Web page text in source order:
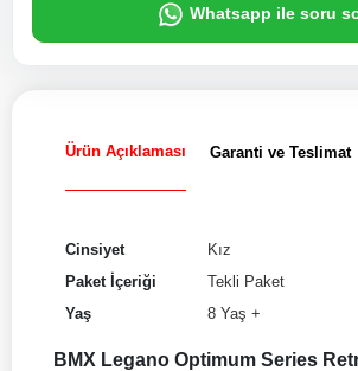
Whatsapp ile soru
Ürün Açıklaması Garanti ve Teslimat
Cinsiyet
Kız
Paket İçeriği
Tekli Paket
Yaş
8 Yaş +
BMX Legano Optimum Series